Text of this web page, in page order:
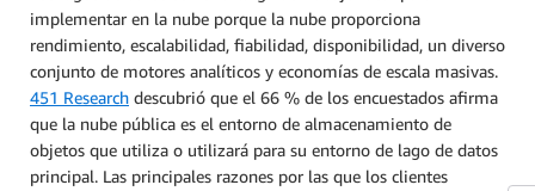
implementar en la nube porque la nube proporciona
rendimiento, escalabilidad, fiabilidad, disponibilidad, un diverso
conjunto de motores analíticos y economías de escala masivas.
451 Research descubrió que el 66 % de los encuestados afirma
que la nube pública es el entorno de almacenamiento de
objetos que utiliza o utilizará para su entorno de lago de datos
principal. Las principales razones por las que los clientes